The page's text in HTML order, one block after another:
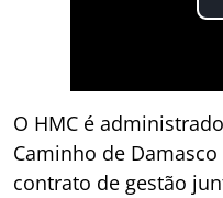
O HMC é
Caminho de
contrato de gestão